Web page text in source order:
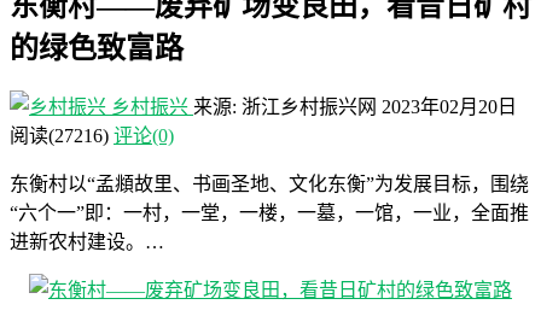
的绿色致富路
乡村振兴 来源: 浙江乡村振兴网 2023年02月20日
阅读(27216) 评论(0)
东衡村以“孟頫故里、书画圣地、文化东衡”为发展目标，围绕
“六个一”即：一村，一堂，一楼，一墓，一馆，一业，全面推
进新农村建设。…